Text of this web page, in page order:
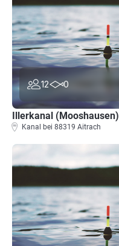
12 0
Illerkanal (Mooshausen)
Kanal bei 88319 Aitrach